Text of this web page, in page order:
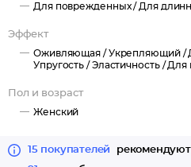
Для поврежденных / Для
Эффект
Оживляющая /Укрепляющий /
Упругость /Эластичность /Для
Пол и возраст
Женский
15 покупателей